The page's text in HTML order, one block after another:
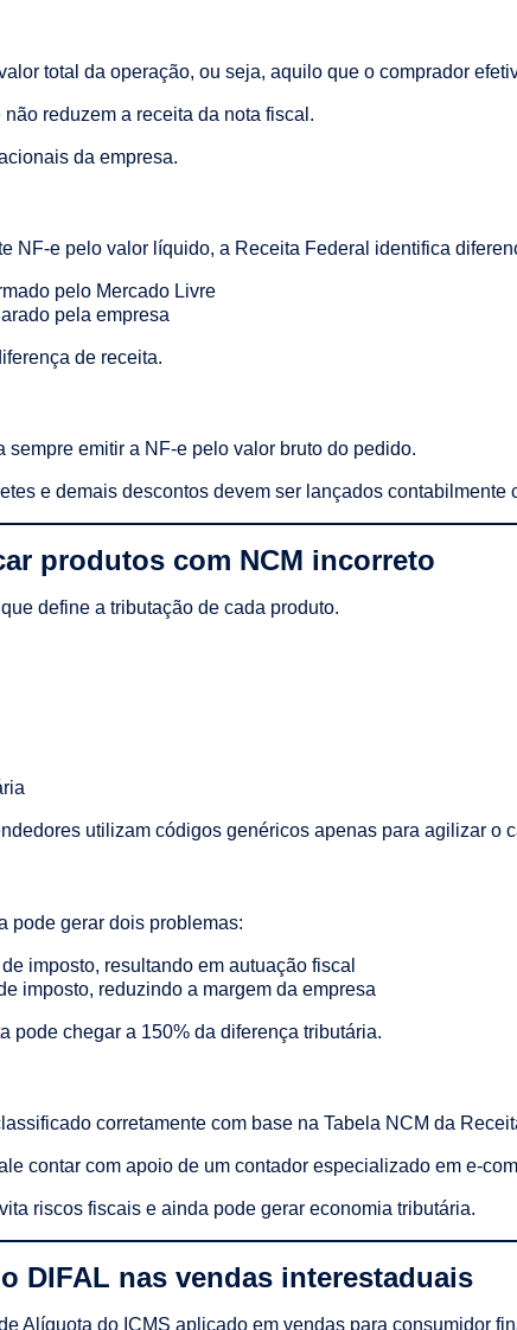
total da operação, ou seja, aquilo que o comprador
reduzem a receita da nota fiscal.
da empresa.
NF-e pelo valor líquido, a Receita Federal identifica
pelo Mercado Livre
pela empresa
de receita.
sempre emitir a NF-e pelo valor bruto do pedido.
e demais descontos devem ser lançados contabilmente
produtos com NCM incorreto
define a tributação de cada produto.
utilizam códigos genéricos apenas para agilizar o
pode gerar dois problemas:
imposto, resultando em autuação fiscal
imposto, reduzindo a margem da empresa
pode chegar a 150% da diferença tributária.
corretamente com base na Tabela NCM da
contar com apoio de um contador especializado em e-
riscos fiscais e ainda pode gerar economia tributária.
DIFAL nas vendas interestaduais
Alíquota do ICMS aplicado em vendas para consumidor